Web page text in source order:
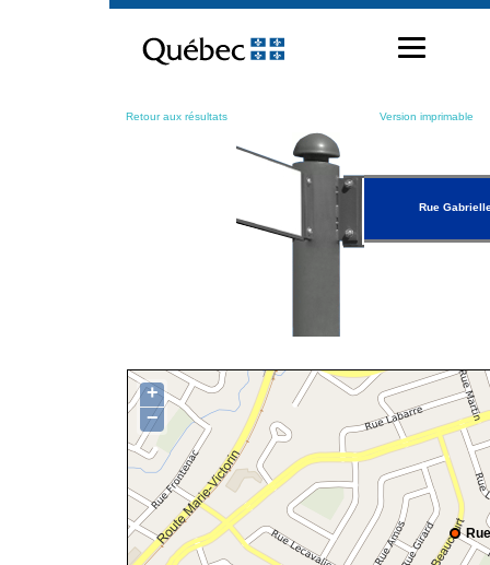
contenu
Retour aux résultats Version imprimable
Rue
+
−